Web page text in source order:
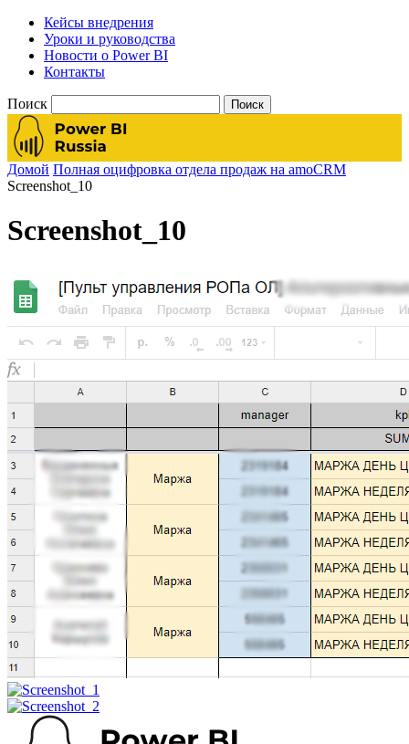
Кейсы внедрения
Уроки и руководства
Новости о Power BI
Контакты
Поиск
Домой Полная оцифровка отдела продаж на amoCRM
Screenshot_10
Screenshot_10